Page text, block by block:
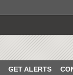
GET ALERTS